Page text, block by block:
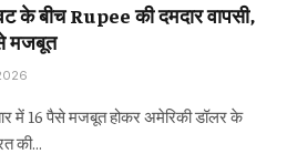
के बीच Rupee की दमदार वापसी,
मजबूत
में 16 पैसे मजबूत होकर अमेरिकी डॉलर के
की…